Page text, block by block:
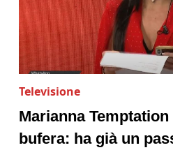
Televisione
Marianna
bufera: ha già un